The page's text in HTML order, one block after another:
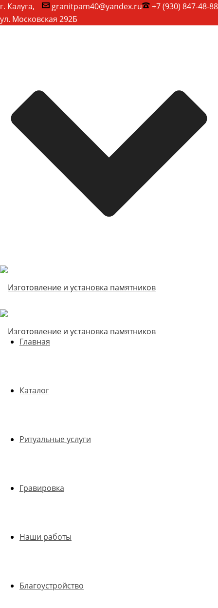
+7 (930) 847-48-88
granitpam40@yandex.ru
г. Калуга,
ул. Московская 292Б
Главная
Каталог
Ритуальные услуги
Гравировка
Наши работы
Благоустройство